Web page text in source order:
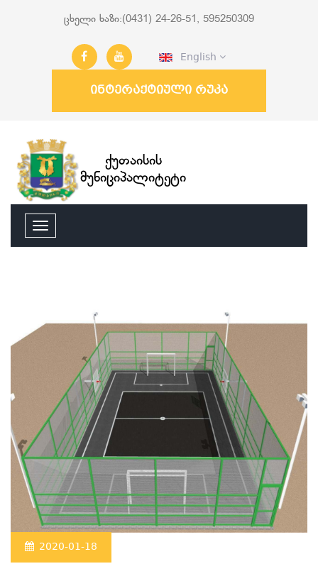
ცხელი ხაზი:(0431) 24-26-51, 595250309
English
ინტერაქტიული რუკა
ქუთაისის
მუნიციპალიტეტი
2020-01-18